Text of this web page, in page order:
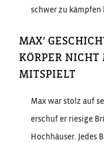
schwer zu kämpfen
MAX’
KÖRPER NICHT
MITSPIELT
Max war stolz auf
erschuf er riesige
Hochhäuser. Jedes